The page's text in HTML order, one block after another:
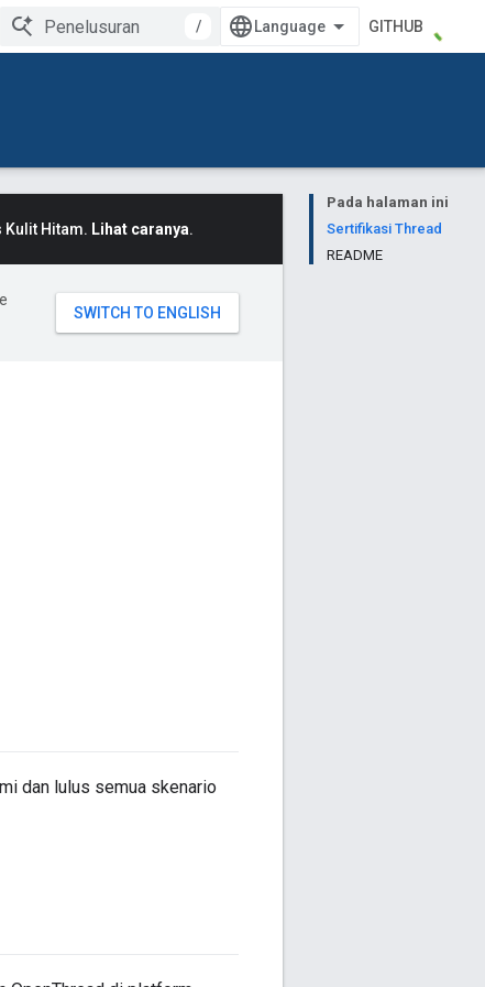
/ GITHUB
Pada halaman ini
Sertifikasi Thread
README
Hitam. Lihat caranya.
dan lulus semua skenario